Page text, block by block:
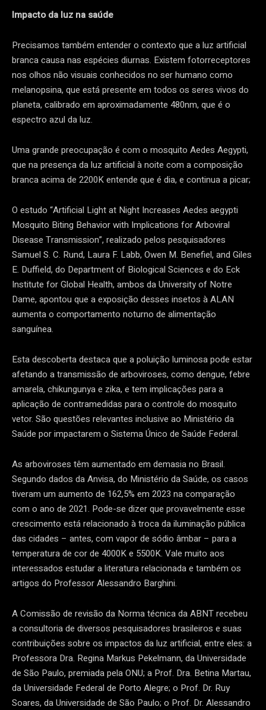
Impacto da luz na saúde
Precisamos também entender o contexto que a luz artificial
branca causa nas espécies diurnas. Existem fotorreceptores
nos olhos não visuais conhecidos no ser humano como
melanopsina, que está presente em todos os seres vivos do
planeta, calibrado em aproximadamente 480nm, que é o
espectro azul da luz.
Uma grande preocupação é com o mosquito Aedes Aegypti,
que na presença da luz artificial à noite com a composição
branca acima de 2200K entende que é dia, e continua a picar;
O estudo “Artificial Light at Night Increases Aedes aegypti
Mosquito Biting Behavior with Implications for Arboviral
Disease Transmission”, realizado pelos pesquisadores
Samuel S. C. Rund, Laura F. Labb, Owen M. Benefiel, and Giles
E. Duffield, do Department of Biological Sciences e do Eck
Institute for Global Health, ambos da University of Notre
Dame, apontou que a exposição desses insetos à ALAN
aumenta o comportamento noturno de alimentação
sanguínea.
Esta descoberta destaca que a poluição luminosa pode estar
afetando a transmissão de arboviroses, como dengue, febre
amarela, chikungunya e zika, e tem implicações para a
aplicação de contramedidas para o controle do mosquito
vetor. São questões relevantes inclusive ao Ministério da
Saúde por impactarem o Sistema Único de Saúde Federal.
As arboviroses têm aumentado em demasia no Brasil.
Segundo dados da Anvisa, do Ministério da Saúde, os casos
tiveram um aumento de 162,5% em 2023 na comparação
com o ano de 2021. Pode-se dizer que provavelmente esse
crescimento está relacionado à troca da iluminação pública
das cidades – antes, com vapor de sódio âmbar – para a
temperatura de cor de 4000K e 5500K. Vale muito aos
interessados estudar a literatura relacionada e também os
artigos do Professor Alessandro Barghini.
A Comissão de revisão da Norma técnica da ABNT recebeu
a consultoria de diversos pesquisadores brasileiros e suas
contribuições sobre os impactos da luz artificial, entre eles: a
Professora Dra. Regina Markus Pekelmann, da Universidade
de São Paulo, premiada pela ONU; a Prof. Dra. Betina Martau,
da Universidade Federal de Porto Alegre; o Prof. Dr. Ruy
Soares, da Universidade de São Paulo; o Prof. Dr. Alessandro